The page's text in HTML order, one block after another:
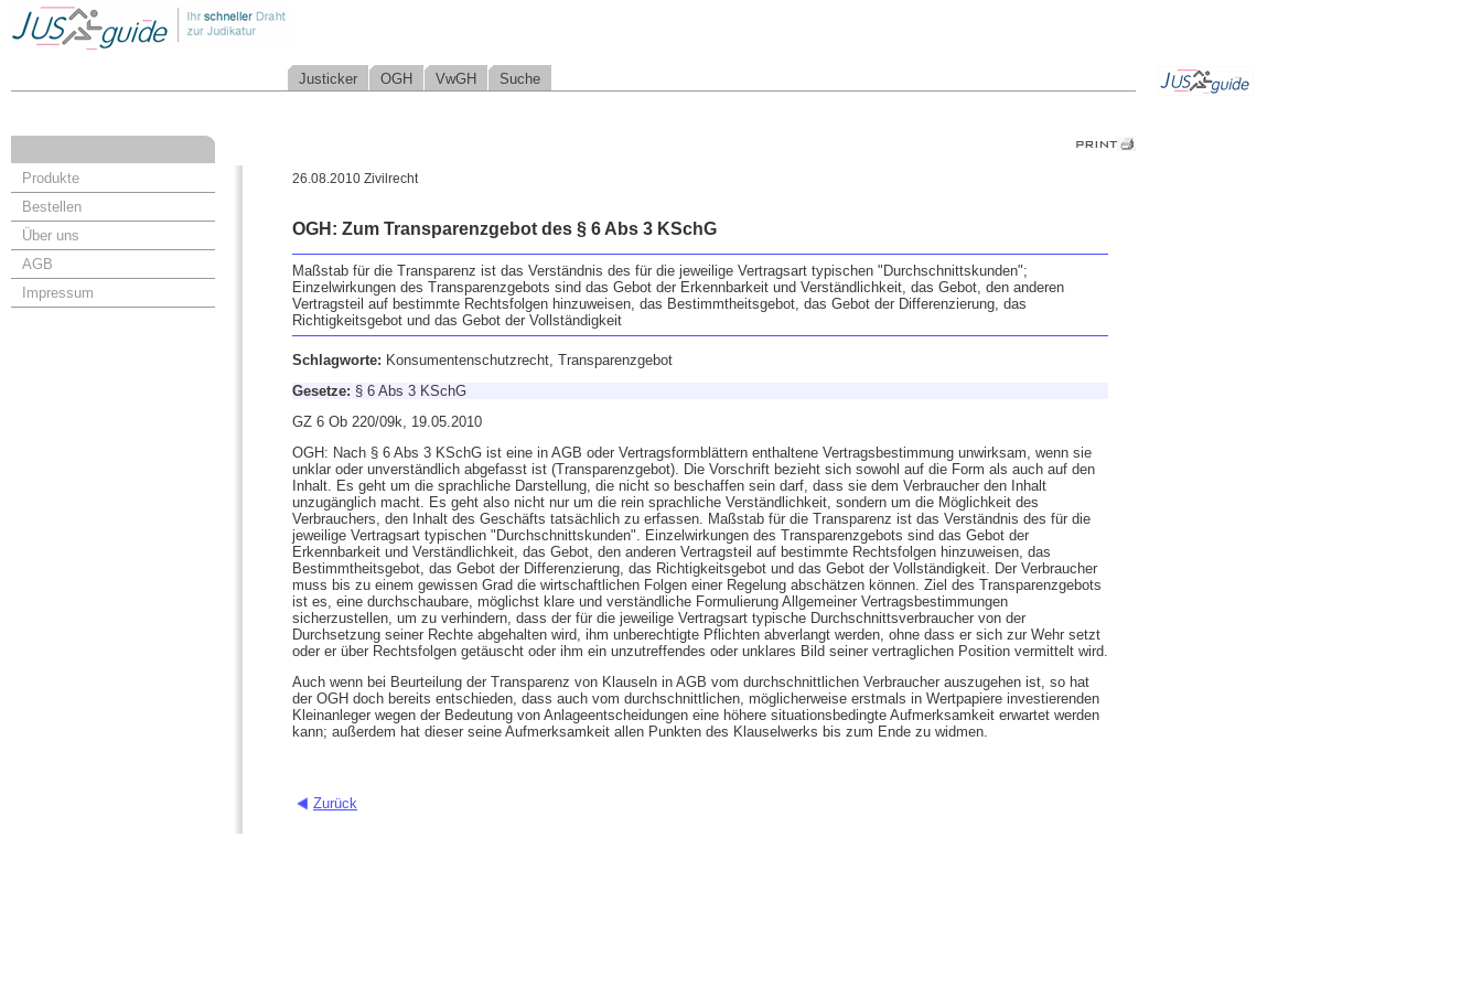
Justicker OGH VwGH Suche
Produkte
Bestellen
Über uns
AGB
Impressum
26.08.2010 Zivilrecht
OGH: Zum Transparenzgebot des § 6 Abs 3 KSchG
Maßstab für die Transparenz ist das Verständnis des für die jeweilige Vertragsart typischen "Durchschnittskunden";
Einzelwirkungen des Transparenzgebots sind das Gebot der Erkennbarkeit und Verständlichkeit, das Gebot, den anderen
Vertragsteil auf bestimmte Rechtsfolgen hinzuweisen, das Bestimmtheitsgebot, das Gebot der Differenzierung, das
Richtigkeitsgebot und das Gebot der Vollständigkeit
Schlagworte: Konsumentenschutzrecht, Transparenzgebot
Gesetze: § 6 Abs 3 KSchG
GZ 6 Ob 220/09k, 19.05.2010
OGH: Nach § 6 Abs 3 KSchG ist eine in AGB oder Vertragsformblättern enthaltene Vertragsbestimmung unwirksam, wenn sie
unklar oder unverständlich abgefasst ist (Transparenzgebot). Die Vorschrift bezieht sich sowohl auf die Form als auch auf den
Inhalt. Es geht um die sprachliche Darstellung, die nicht so beschaffen sein darf, dass sie dem Verbraucher den Inhalt
unzugänglich macht. Es geht also nicht nur um die rein sprachliche Verständlichkeit, sondern um die Möglichkeit des
Verbrauchers, den Inhalt des Geschäfts tatsächlich zu erfassen. Maßstab für die Transparenz ist das Verständnis des für die
jeweilige Vertragsart typischen "Durchschnittskunden". Einzelwirkungen des Transparenzgebots sind das Gebot der
Erkennbarkeit und Verständlichkeit, das Gebot, den anderen Vertragsteil auf bestimmte Rechtsfolgen hinzuweisen, das
Bestimmtheitsgebot, das Gebot der Differenzierung, das Richtigkeitsgebot und das Gebot der Vollständigkeit. Der Verbraucher
muss bis zu einem gewissen Grad die wirtschaftlichen Folgen einer Regelung abschätzen können. Ziel des Transparenzgebots
ist es, eine durchschaubare, möglichst klare und verständliche Formulierung Allgemeiner Vertragsbestimmungen
sicherzustellen, um zu verhindern, dass der für die jeweilige Vertragsart typische Durchschnittsverbraucher von der
Durchsetzung seiner Rechte abgehalten wird, ihm unberechtigte Pflichten abverlangt werden, ohne dass er sich zur Wehr setzt
oder er über Rechtsfolgen getäuscht oder ihm ein unzutreffendes oder unklares Bild seiner vertraglichen Position vermittelt wird.
Auch wenn bei Beurteilung der Transparenz von Klauseln in AGB vom durchschnittlichen Verbraucher auszugehen ist, so hat
der OGH doch bereits entschieden, dass auch vom durchschnittlichen, möglicherweise erstmals in Wertpapiere investierenden
Kleinanleger wegen der Bedeutung von Anlageentscheidungen eine höhere situationsbedingte Aufmerksamkeit erwartet werden
kann; außerdem hat dieser seine Aufmerksamkeit allen Punkten des Klauselwerks bis zum Ende zu widmen.
Zurück